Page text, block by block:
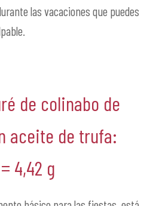
las vacaciones que puedes
de colinabo de
aceite de trufa:
4,42 g